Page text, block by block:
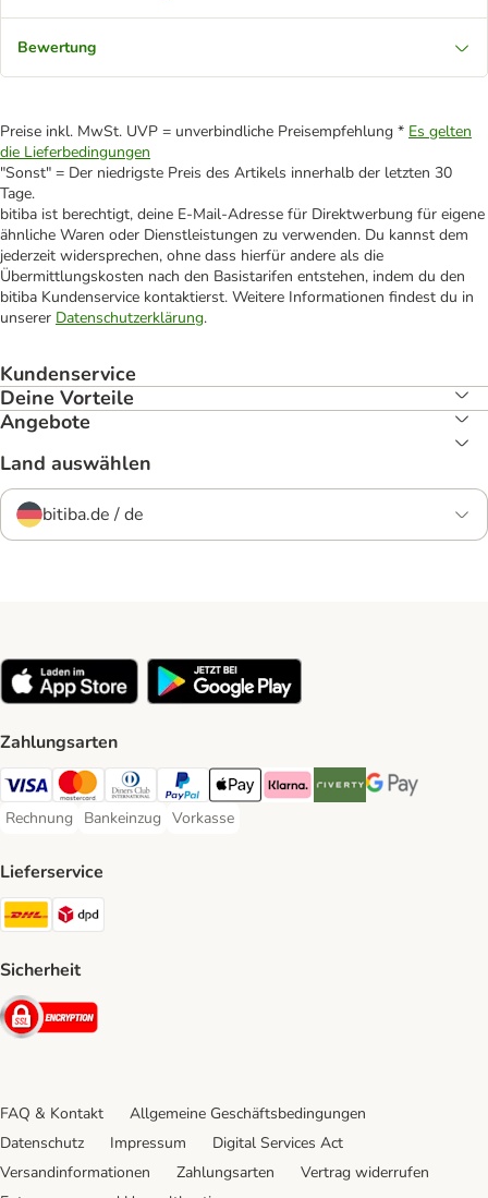
Bewertung
Preise inkl. MwSt. UVP = unverbindliche Preisempfehlung * Es gelten
die Lieferbedingungen
"Sonst" = Der niedrigste Preis des Artikels innerhalb der letzten 30
Tage.
bitiba ist berechtigt, deine E-Mail-Adresse für Direktwerbung für eigene
ähnliche Waren oder Dienstleistungen zu verwenden. Du kannst dem
jederzeit widersprechen, ohne dass hierfür andere als die
Übermittlungskosten nach den Basistarifen entstehen, indem du den
bitiba Kundenservice kontaktierst. Weitere Informationen findest du in
unserer Datenschutzerklärung.
Kundenservice
Deine Vorteile
Angebote
Land auswählen
bitiba.de / de
Zahlungsarten
Visa Payment Method
Mastercard Payment Method
Diners Club Payment Method
PayPal Payment Method
Apple Pay Payment Method
Klarna Payment Method
Riverty Payment Method
Google Pay
Rechnung
Rechnung Payment Method
Bankeinzug
Bankeinzug Payment Method
Vorkasse
Vorkasse Payment Method
Lieferservice
DHL Shipping Method
Sicherheit
Security
FAQ & Kontakt
Allgemeine Geschäftsbedingungen
Datenschutz
Impressum
Digital Services Act
Versandinformationen
Zahlungsarten
Vertrag widerrufen